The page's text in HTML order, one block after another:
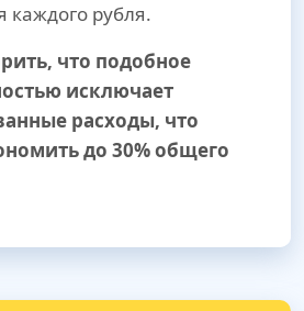
каждого рубля.
что подобное
исключает
расходы, что
до 30% общего